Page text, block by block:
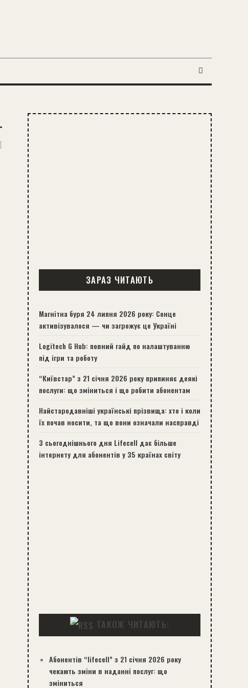
ЗАРАЗ ЧИТАЮТЬ
Магнітна буря 24 липня 2026 року: Сонце
активізувалося — чи загрожує це Україні
Logitech G Hub: повний гайд по налаштуванню
під ігри та роботу
“Київстар” з 21 січня 2026 року припиняє деякі
послуги: що зміниться і що робити абонентам
Найстародавніші українські прізвища: хто і коли
їх почав носити, та що вони означали насправді
З сьогоднішнього дня Lifecell дає більше
інтернету для абонентів у 35 країнах світу
ТАКОЖ ЧИТАЮТЬ:
Абонентів “lifecell” з 21 січня 2026 року
чекають зміни в наданні послуг: що
зміниться